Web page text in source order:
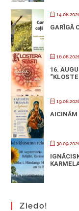
GARĪGĀ
16.
AICINĀM
Ziedo!